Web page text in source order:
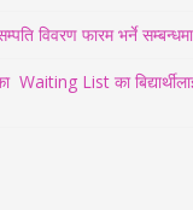
विवरण फारम भर्ने सम्बन्धमा
List का